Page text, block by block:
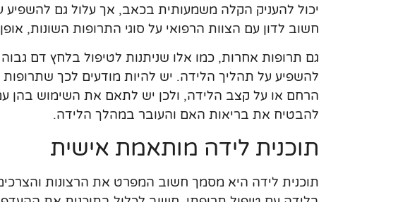
יכול להעניק הקלה משמעותית בכאב, אך עלול גם
חשוב לדון עם הצוות הרפואי על סוגי התרופות השונות,
גם תרופות אחרות, כמו אלו שניתנות לטיפול בלחץ דם גבוה
להשפיע על תהליך הלידה. יש להיות מודעים לכך שתרופות
הרחם או על קצב הלידה, ולכן יש לתאם את השימוש בהן עם
להבטיח את בריאות האם והעובר במהלך הלידה.
תוכנית לידה מותאמת אישית
תוכנית לידה היא מסמך חשוב המפרט את הרצונות